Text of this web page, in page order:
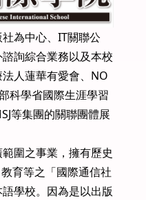
為中心、IT關聯公
詢綜合業務以及本校
人蓮華有愛會、NO
科學省國際生涯學習
等集團的關聯團體展
圍之事業，擁有歷史
育等之「國際通信社
學校。因為是以出版